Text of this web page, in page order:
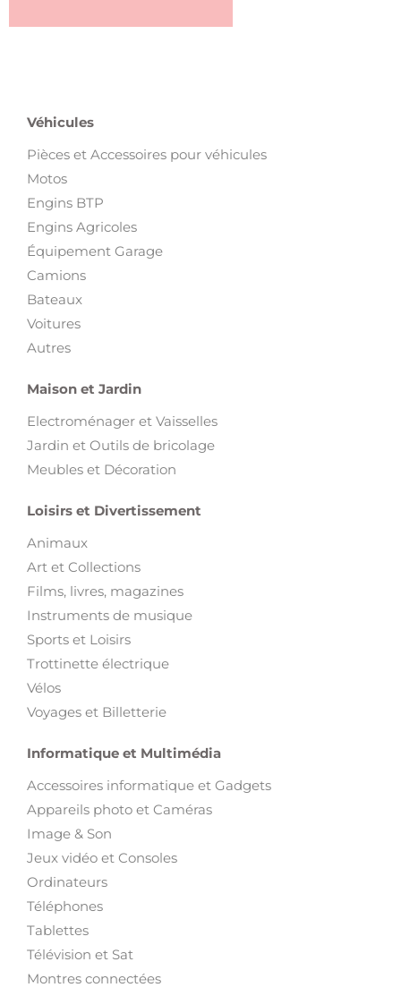
Véhicules
Pièces et Accessoires pour véhicules
Motos
Engins BTP
Engins Agricoles
Équipement Garage
Camions
Bateaux
Voitures
Autres
Maison et Jardin
Electroménager et Vaisselles
Jardin et Outils de bricolage
Meubles et Décoration
Loisirs et Divertissement
Animaux
Art et Collections
Films, livres, magazines
Instruments de musique
Sports et Loisirs
Trottinette électrique
Vélos
Voyages et Billetterie
Informatique et Multimédia
Accessoires informatique et Gadgets
Appareils photo et Caméras
Image & Son
Jeux vidéo et Consoles
Ordinateurs
Téléphones
Tablettes
Télévision et Sat
Montres connectées